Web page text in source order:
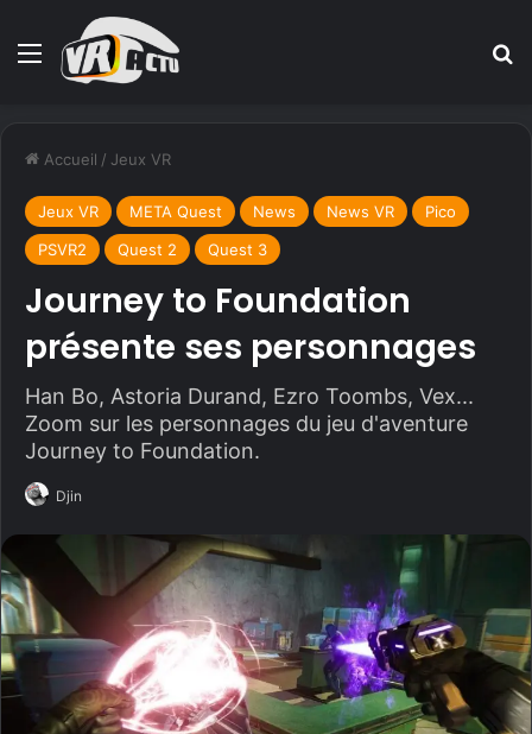
Menu
Accueil / Jeux VR
Jeux VR META Quest News News VR
Pico
PSVR2
Quest 2 Quest 3
Journey to Foundation
présente ses personnages
Han Bo, Astoria Durand, Ezro Toombs, Vex...
Zoom sur les personnages du jeu d'aventure
Journey to Foundation.
Djin